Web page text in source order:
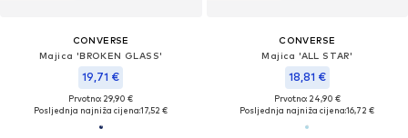
CONVERSE
Majica 'BROKEN GLASS'
19,71 €
Prvotno: 29,90 €
Posljednja najniža cijena:17,52 €
CONVERSE
Majica 'ALL STAR'
18,81 €
Prvotno: 24,90 €
Posljednja najniža cijena:16,72 €